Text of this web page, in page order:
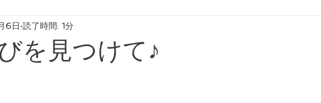
を見つけて♪
6日 読了時間: 1分